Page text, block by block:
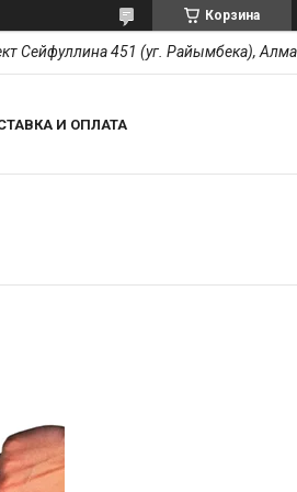
Корзина
Сейфуллина 451 (уг. Райымбека),
И ОПЛАТА